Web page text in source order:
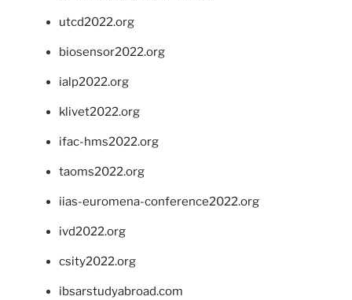
utcd2022.org
biosensor2022.org
ialp2022.org
klivet2022.org
ifac-hms2022.org
taoms2022.org
iias-euromena-conference2022.org
ivd2022.org
csity2022.org
ibsarstudyabroad.com